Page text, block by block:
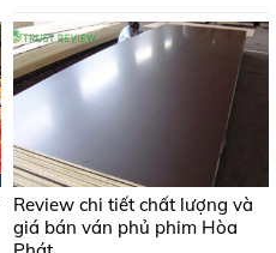
Review chi tiết chất lượng và
giá bán ván phủ phim Hòa